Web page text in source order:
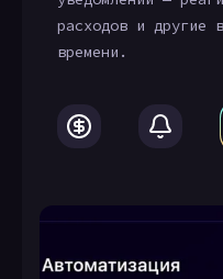
расходов и другие
времени.